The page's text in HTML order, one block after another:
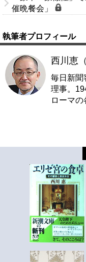
催晩餐会」
執筆者プロフィール
西川恵
毎日新聞
理事。
ローマの